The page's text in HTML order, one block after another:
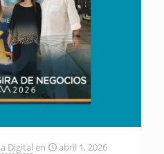
Digital en
abril 1, 2026